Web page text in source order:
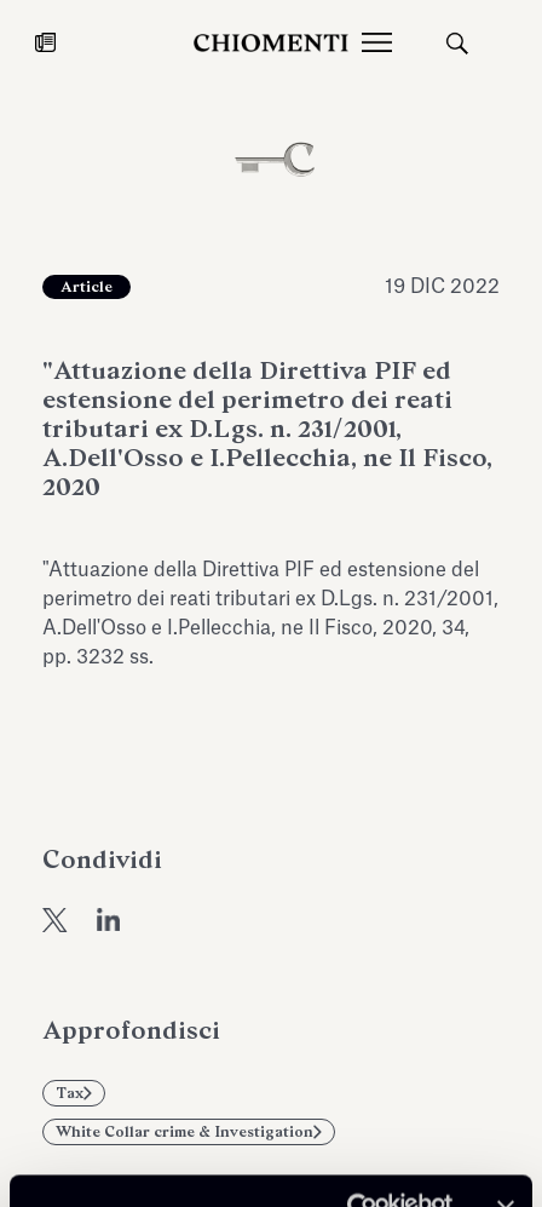
27 LUG 2026
Fondazione Torlonia inaugura la
dell’Antiquarium di Villa Albani
Leggi tutto
Approfondisci
Tax
White Collar crime & Investigation
Article 19 DIC 2022
"Attuazione della Direttiva PIF ed
estensione del perimetro dei reati
tributari ex D.Lgs. n. 231/2001,
A.Dell'Osso e I.Pellecchia, ne Il Fisco,
2020
"Attuazione della Direttiva PIF ed estensione del
perimetro dei reati tributari ex D.Lgs. n. 231/2001,
A.Dell'Osso e I.Pellecchia, ne Il Fisco, 2020, 34,
pp. 3232 ss.
Condividi